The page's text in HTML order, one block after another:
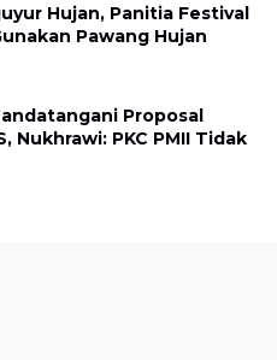
Hujan, Panitia Festival
Pawang Hujan
Proposal
Nukhrawi: PKC PMII Tidak